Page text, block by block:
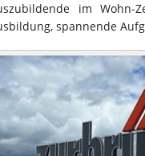
im
spannende